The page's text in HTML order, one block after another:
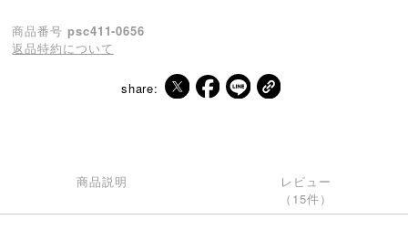
商品番号 psc411-0656
返品特約について
share:
商品説明
レビュー
（15件）